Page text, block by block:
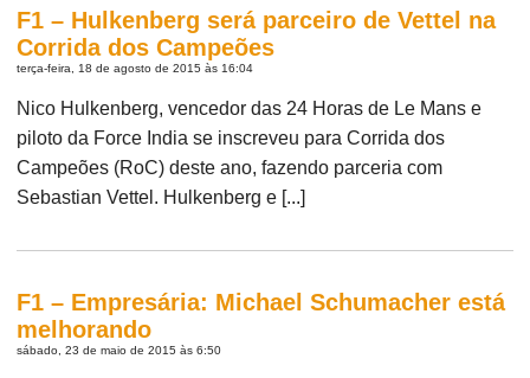
F1 – Hulkenberg será parceiro de Vettel na
Corrida dos Campeões
terça-feira, 18 de agosto de 2015 às 16:04
Nico Hulkenberg, vencedor das 24 Horas de Le Mans e
piloto da Force India se inscreveu para Corrida dos
Campeões (RoC) deste ano, fazendo parceria com
Sebastian Vettel. Hulkenberg e [...]
F1 – Empresária: Michael Schumacher está
melhorando
sábado, 23 de maio de 2015 às 6:50